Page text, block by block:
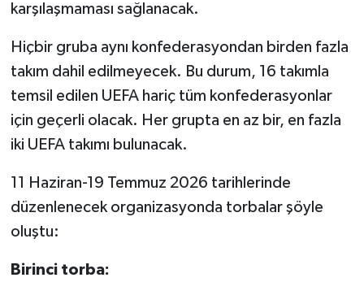
karşılaşmaması sağlanacak.
Hiçbir gruba aynı konfederasyondan birden fazla
takım dahil edilmeyecek. Bu durum, 16 takımla
temsil edilen UEFA hariç tüm konfederasyonlar
için geçerli olacak. Her grupta en az bir, en fazla
iki UEFA takımı bulunacak.
11 Haziran-19 Temmuz 2026 tarihlerinde
düzenlenecek organizasyonda torbalar şöyle
oluştu:
Birinci torba: